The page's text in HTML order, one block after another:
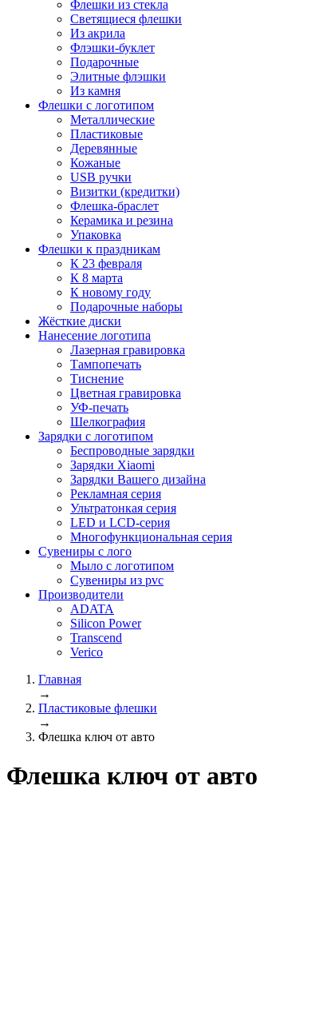
Флешки из стекла
Светящиеся флешки
Из акрила
Флэшки-буклет
Подарочные
Элитные флэшки
Из камня
Флешки с логотипом
Металлические
Пластиковые
Деревянные
Кожаные
USB ручки
Визитки (кредитки)
Флешка-браслет
Керамика и резина
Упаковка
Флешки к праздникам
К 23 февраля
К 8 марта
К новому году
Подарочные наборы
Жёсткие диски
Нанесение логотипа
Лазерная гравировка
Тампопечать
Тиснение
Цветная гравировка
УФ-печать
Шелкография
Зарядки с логотипом
Беспроводные зарядки
Зарядки Xiaomi
Зарядки Вашего дизайна
Рекламная серия
Ультратонкая серия
LED и LCD-серия
Многофункциональная серия
Сувениры с лого
Мыло с логотипом
Сувениры из pvc
Производители
ADATA
Silicon Power
Transcend
Verico
Главная
→
Пластиковые флешки
→
Флешка ключ от авто
Флешка ключ от авто